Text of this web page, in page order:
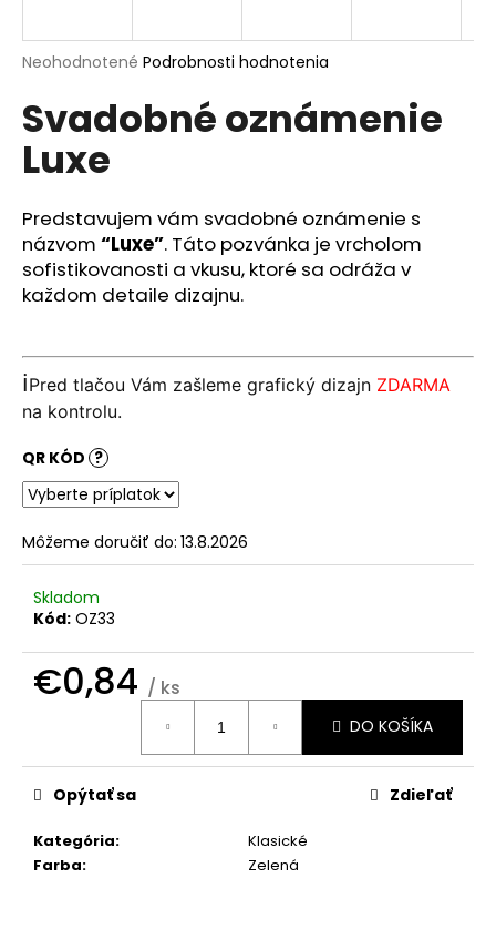
Priemerné
produktu
je
0,0
hviezdičiek.
Neohodnotené Podrobnosti hodnotenia
Svadobné oznámenie
Luxe
Predstavujem vám svadobné oznámenie s
názvom “Luxe”. Táto pozvánka je vrcholom
sofistikovanosti a vkusu, ktoré sa odráža v
každom detaile dizajnu.
ℹ️Pred tlačou Vám zašleme grafický dizajn ZDARMA
na kontrolu.
QR KÓD ?
Môžeme doručiť do: 13.8.2026
Skladom
Kód: OZ33
€0,84 / ks
DO KOŠÍKA
Kategória:
Klasické
Farba: Zelená
Opýtať sa Zdieľať
j
ť
?
HĽADAŤ
O
d
p
o
r
ú
č
m
e
NA
SVADOBNÉ
OZNÁMENIA